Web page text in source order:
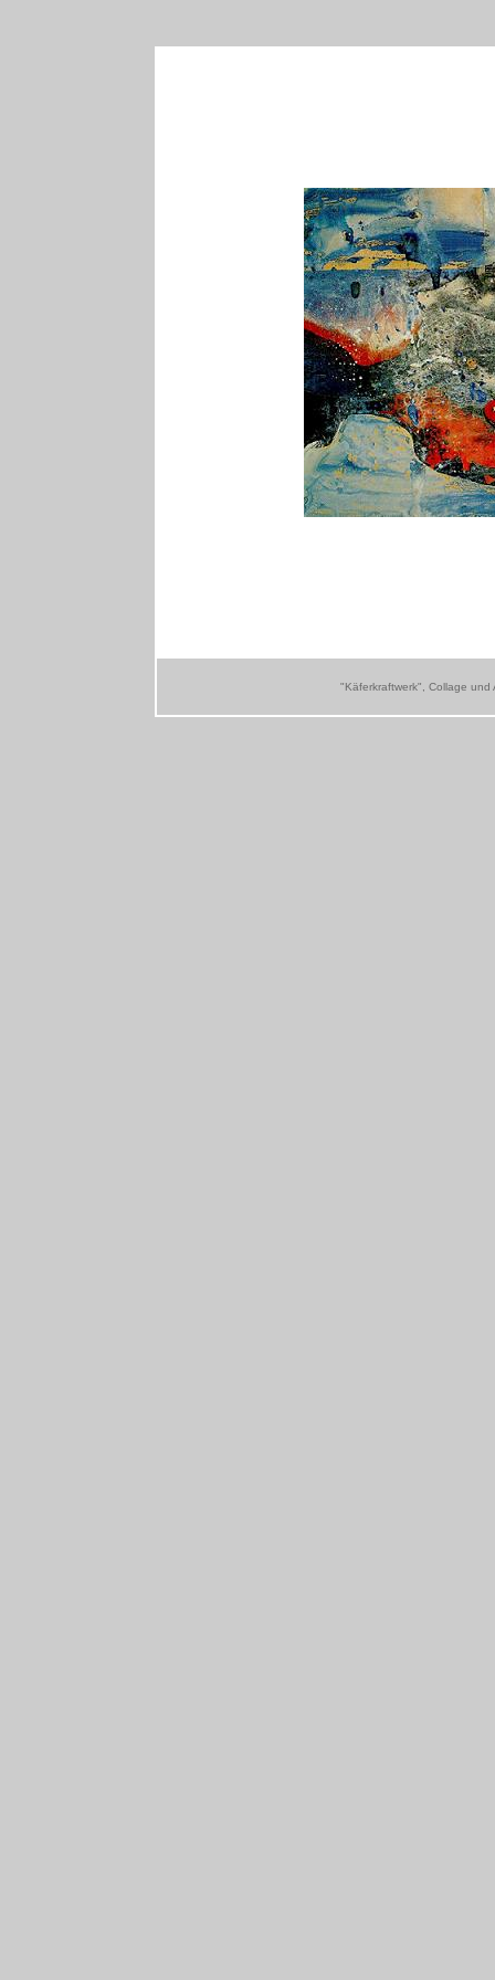
"Käferkraftwerk", Collage und